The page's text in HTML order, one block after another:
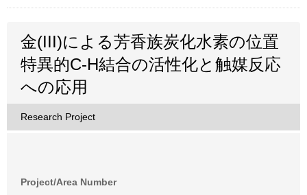
金(III)による芳香族炭化水素の位置
特異的C-H結合の活性化と触媒反応
への応用
Research Project
Project/Area Number